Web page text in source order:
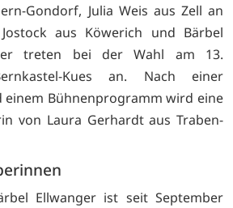
Gondorf, Julia Weis aus Zell an
aus Köwerich und Bärbel
treten bei der Wahl am 13.
Kues an. Nach einer
einem Bühnenprogramm wird eine
von Laura Gerhardt aus Traben-
Ellwanger ist seit September